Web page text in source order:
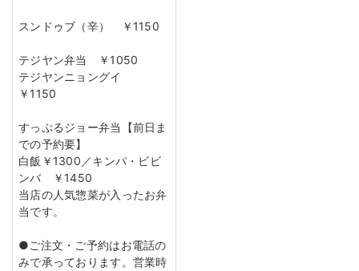
スンドゥブ（辛） ￥1150
テジヤン弁当 ￥1050
テジヤンニョングイ
￥1150
すっぷるジョー弁当【前日ま
での予約要】
白飯￥1300／キンパ・ビビ
ンバ ￥1450
当店の人気惣菜が入ったお弁
当です。
●ご注文・ご予約はお電話の
みで承っております。営業時